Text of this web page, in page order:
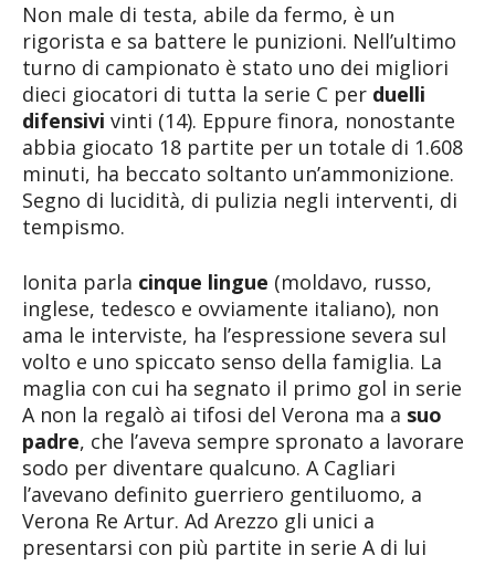
Non male di testa, abile da fermo, è un
rigorista e sa battere le punizioni. Nell’ultimo
turno di campionato è stato uno dei migliori
dieci giocatori di tutta la serie C per duelli
difensivi vinti (14). Eppure finora, nonostante
abbia giocato 18 partite per un totale di 1.608
minuti, ha beccato soltanto un’ammonizione.
Segno di lucidità, di pulizia negli interventi, di
tempismo.
Ionita parla cinque lingue (moldavo, russo,
inglese, tedesco e ovviamente italiano), non
ama le interviste, ha l’espressione severa sul
volto e uno spiccato senso della famiglia. La
maglia con cui ha segnato il primo gol in serie
A non la regalò ai tifosi del Verona ma a suo
padre, che l’aveva sempre spronato a lavorare
sodo per diventare qualcuno. A Cagliari
l’avevano definito guerriero gentiluomo, a
Verona Re Artur. Ad Arezzo gli unici a
presentarsi con più partite in serie A di lui